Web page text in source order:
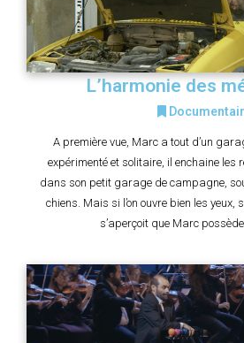
L’harmonie des
A première vue, Marc a tout d’un
expérimenté et solitaire, il enchaine les
dans son petit garage de campagne,
chiens. Mais si l’on ouvre bien les yeux,
s’aperçoit que Marc